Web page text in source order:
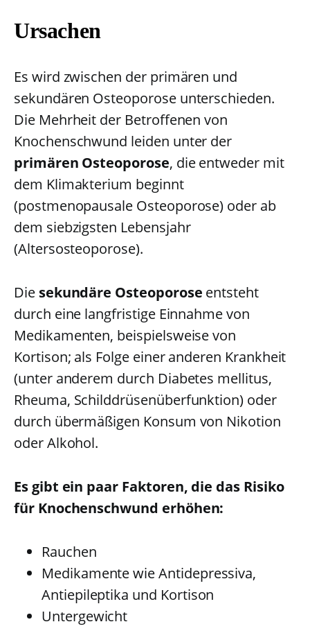
Ursachen
Es wird zwischen der primären und
sekundären Osteoporose unterschieden.
Die Mehrheit der Betroffenen von
Knochenschwund leiden unter der
primären Osteoporose, die entweder mit
dem Klimakterium beginnt
(postmenopausale Osteoporose) oder ab
dem siebzigsten Lebensjahr
(Altersosteoporose).
Diesekundäre Osteoporose entsteht
durch eine langfristige Einnahme von
Medikamenten, beispielsweise von
Kortison; als Folge einer anderen Krankheit
(unter anderem durch Diabetes mellitus,
Rheuma, Schilddrüsenüberfunktion) oder
durch übermäßigen Konsum von Nikotion
oder Alkohol.
Es gibt ein paar Faktoren, die das Risiko
für Knochenschwund erhöhen:
Rauchen
Medikamente wie Antidepressiva,
Antiepileptika und Kortison
Untergewicht